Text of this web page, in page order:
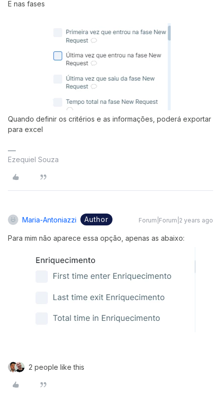
E nas fases
Quando definir os critérios e as informações, poderá exportar
para excel
Ezequiel Souza
Maria-Antoniazzi Author Forum|Forum|2 years ago
Para mim não aparece essa opção, apenas as abaixo:
2 people like this